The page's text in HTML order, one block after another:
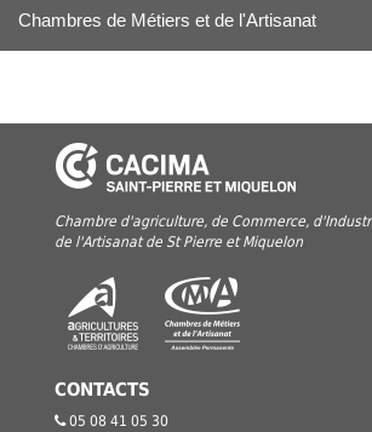
Chambres de Métiers et de l'Artisanat
Chambre d'agriculture, de Commerce,
de l'Artisanat de St Pierre et Miquelon
CONTACTS
05 08 41 05 30